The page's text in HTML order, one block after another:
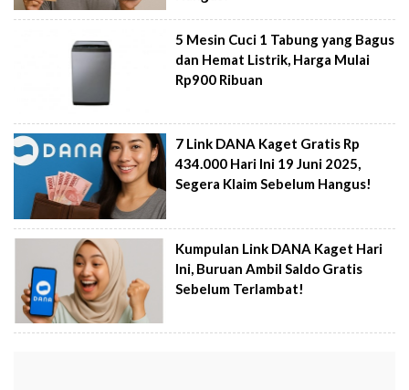
5 Mesin Cuci 1 Tabung yang Bagus
dan Hemat Listrik, Harga Mulai
Rp900 Ribuan
7 Link DANA Kaget Gratis Rp
434.000 Hari Ini 19 Juni 2025,
Segera Klaim Sebelum Hangus!
Kumpulan Link DANA Kaget Hari
Ini, Buruan Ambil Saldo Gratis
Sebelum Terlambat!